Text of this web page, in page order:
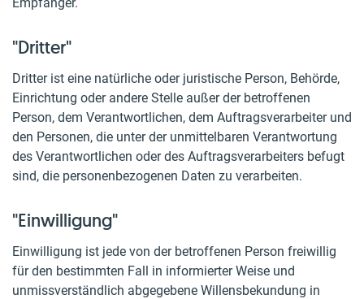
"Dritter"
Dritter ist eine natürliche oder juristische Person, Behörde,
Einrichtung oder andere Stelle außer der betroffenen
Person, dem Verantwortlichen, dem Auftragsverarbeiter und
den Personen, die unter der unmittelbaren Verantwortung
des Verantwortlichen oder des Auftragsverarbeiters befugt
sind, die personenbezogenen Daten zu verarbeiten.
"Einwilligung"
Einwilligung ist jede von der betroffenen Person freiwillig
für den bestimmten Fall in informierter Weise und
unmissverständlich abgegebene Willensbekundung in